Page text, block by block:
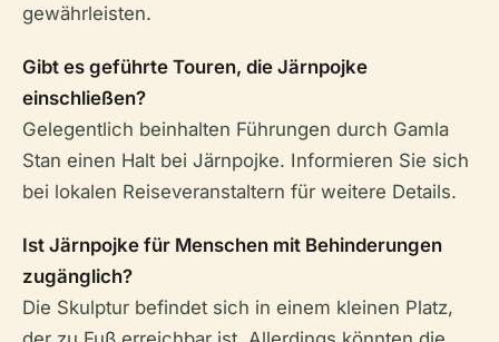
gewährleisten.
Gibt es geführte Touren, die Järnpojke
einschließen?
Gelegentlich beinhalten Führungen durch Gamla
Stan einen Halt bei Järnpojke. Informieren Sie sich
bei lokalen Reiseveranstaltern für weitere Details.
Ist Järnpojke für Menschen mit Behinderungen
zugänglich?
Die Skulptur befindet sich in einem kleinen Platz,